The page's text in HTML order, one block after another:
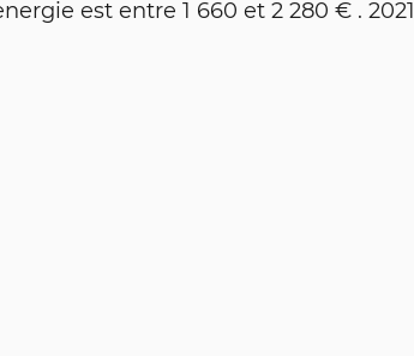
est entre 1 660 et 2 280 € . 2021